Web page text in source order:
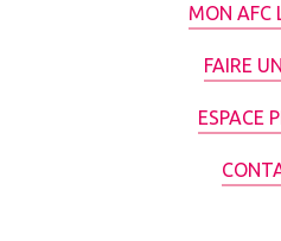
MON AFC
FAIRE
ESPACE